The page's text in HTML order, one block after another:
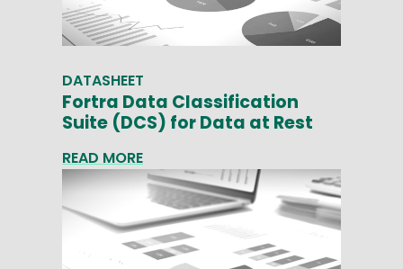
DATASHEET
Fortra Data Classification
Suite (DCS) for Data at Rest
READ MORE